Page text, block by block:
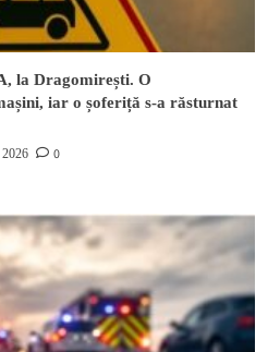
la Dragomirești. O
iar o șoferiță s-a răsturnat
0